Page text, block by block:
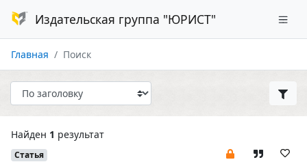
Издательская группа "ЮРИСТ"
Главная Поиск
Найден 1 результат
Статья